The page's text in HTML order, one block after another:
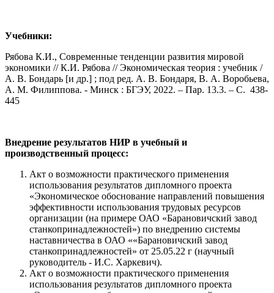
Учебники:
Рябова К.И., Современные тенденции развития мировой
экономики // К.И. Рябова // Экономическая теория : учебник /
А. В. Бондарь [и др.] ; под ред. А. В. Бондаря, В. А. Воробьева,
А. М. Филиппова. - Минск : БГЭУ, 2022. – Пар. 13.3. – С. 438-
445
Внедрение результатов НИР в учебный и
производственный процесс:
Акт о возможности практического применения
использования результатов дипломного проекта
«Экономическое обоснование направлений повышения
эффективности использования трудовых ресурсов
организации (на примере ОАО «Барановичский завод
станкопринадлежностей») по внедрению системы
наставничества в ОАО ««Барановичский завод
станкопринадлежностей» от 25.05.22 г (научный
руководитель - И.С. Харкевич).
Акт о возможности практического применения
использования результатов дипломного проекта